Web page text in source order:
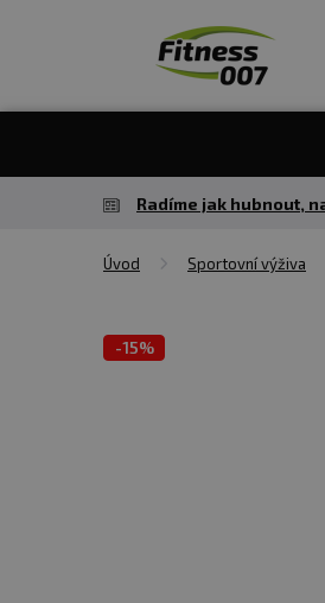
Radíme jak hubnout,
Úvod Sportovní výživa
-15%